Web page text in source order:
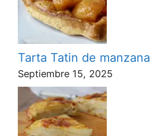
Tarta Tatin de manzana
Septiembre 15, 2025